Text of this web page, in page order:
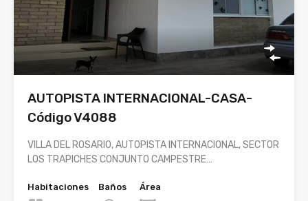
AUTOPISTA INTERNACIONAL-CASA-
Código V4088
VILLA DEL ROSARIO, AUTOPISTA INTERNACIONAL, SECTOR
LOS TRAPICHES CONJUNTO CAMPESTRE…
Habitaciones
Baños
Área